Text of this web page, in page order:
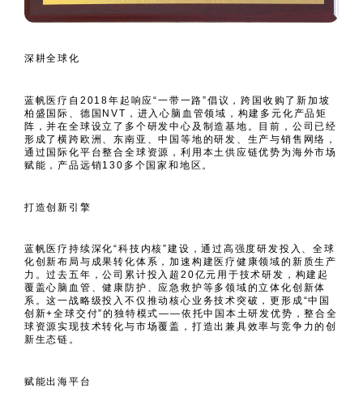
深耕全球化
蓝帆医疗自2018年起响应“一带一路”倡议，跨国收购了新加坡
柏盛国际、德国NVT，进入心脑血管领域，构建多元化产品矩
阵，并在全球设立了多个研发中心及制造基地。目前，公司已经
形成了横跨欧洲、东南亚、中国等地的研发、生产与销售网络，
通过国际化平台整合全球资源，利用本土供应链优势为海外市场
赋能，产品远销130多个国家和地区。
打造创新引擎
蓝帆医疗持续深化“科技内核”建设，通过高强度研发投入、全球
化创新布局与成果转化体系，加速构建医疗健康领域的新质生产
力。过去五年，公司累计投入超20亿元用于技术研发，构建起
覆盖心脑血管、健康防护、应急救护等多领域的立体化创新体
系。这一战略级投入不仅推动核心业务技术突破，更形成“中国
创新+全球交付”的独特模式——依托中国本土研发优势，整合全
球资源实现技术转化与市场覆盖，打造出兼具效率与竞争力的创
新生态链。
赋能出海平台